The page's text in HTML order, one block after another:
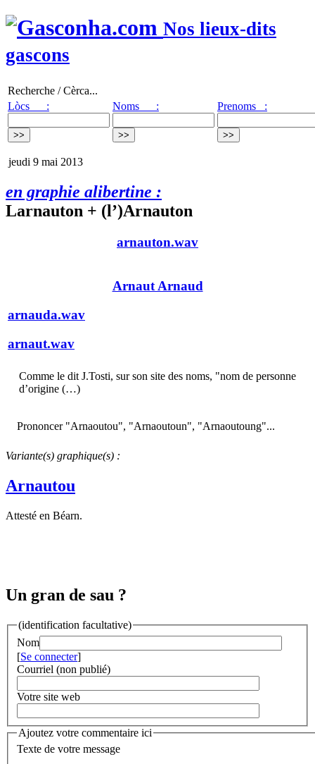
Nos lieux-dits
gascons
Recherche / Cèrca...
Lòcs :
Noms : Prenoms :
jeudi 9 mai 2013
en graphie alibertine :
Larnauton + (l’)Arnauton
arnauton.wav
Arnaut Arnaud
arnauda.wav
arnaut.wav
Comme le dit J.Tosti, sur son site des noms, "nom de personne
d’origine (…)
Prononcer "Arnaoutou", "Arnaoutoun", "Arnaoutoung"...
Variante(s) graphique(s) :
Arnautou
Attesté en Béarn.
Un gran de sau ?
(identification facultative)
Nom
[Se connecter]
Courriel (non publié)
Votre site web
Ajoutez votre commentaire ici
Texte de votre message